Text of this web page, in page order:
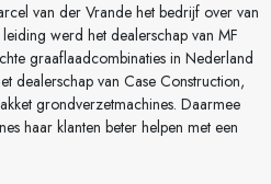
van der Vrande het bedrijf over van
werd het dealerschap van MF
graaflaadcombinaties in Nederland
dealerschap van Case Construction,
grondverzetmachines. Daarmee
haar klanten beter helpen met een